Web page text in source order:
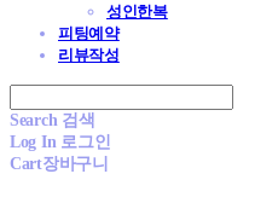
성인한복
피팅예약
리뷰작성
Search 검색
Log In 로그인
Cart장바구니